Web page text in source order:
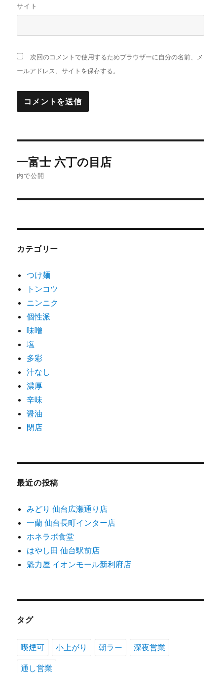
サイト
次回のコメントで使用するためブラウザーに自分の名前、メ
ールアドレス、サイトを保存する。
稿
ゲ
ー
シ
ン
一富士 六丁の目店
内で公開
カテゴリー
つけ麺
トンコツ
ニンニク
個性派
味噌
塩
多彩
汁なし
濃厚
辛味
醤油
閉店
最近の投稿
みどり 仙台広瀬通り店
一蘭 仙台長町インター店
ホネラボ食堂
はやし田 仙台駅前店
魁力屋 イオンモール新利府店
タグ
喫煙可 小上がり 朝ラー 深夜営業
通し営業